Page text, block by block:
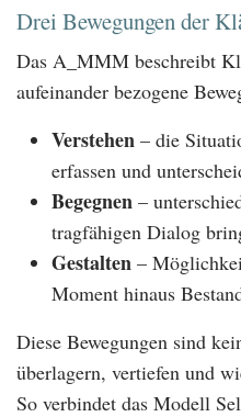
Drei Bewegungen der
Das A_MMM beschreibt
aufeinander bezogene
Verstehen – die
erfassen und
Begegnen –
tragfähigen Dialog
Gestalten –
Moment hinaus
Diese Bewegungen sind
überlagern, vertiefen und
So verbindet das Modell